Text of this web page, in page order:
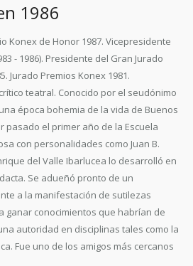
1986
Konex de Honor 1987. Vicepresidente
- 1986). Presidente del Gran Jurado
Jurado Premios Konex 1981.
teatral. Conocido por el seudónimo
época bohemia de la vida de Buenos
pasado el primer año de la Escuela
con personalidades como Juan B.
del Valle Ibarlucea lo desarrolló en
Se adueñó pronto de un
a la manifestación de sutilezas
ganar conocimientos que habrían de
autoridad en disciplinas tales como la
Fue uno de los amigos más cercanos